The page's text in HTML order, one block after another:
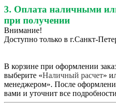
3. Оплата наличными
при получении
Внимание!
Доступно только в г.Санкт-
В корзине при оформлении
выберите «Наличный расчет»
менеджером». После
вами и уточнит все